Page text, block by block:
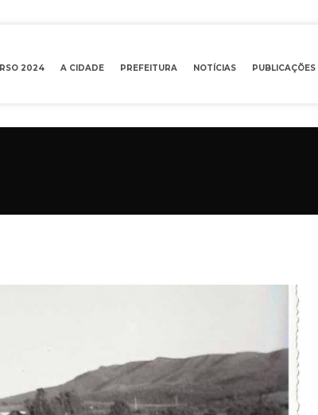
2024 A CIDADE PREFEITURA NOTÍCIAS PUBLICAÇÕES